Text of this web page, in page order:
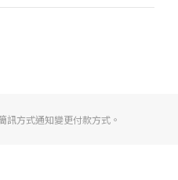
訊方式通知變更付款方式。